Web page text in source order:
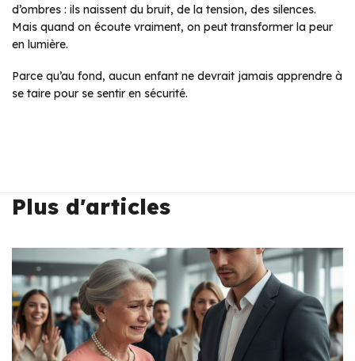
d’ombres : ils naissent du bruit, de la tension, des silences.
Mais quand on écoute vraiment, on peut transformer la peur
en lumière.
Parce qu’au fond, aucun enfant ne devrait jamais apprendre à
se taire pour se sentir en sécurité.
Plus d'articles